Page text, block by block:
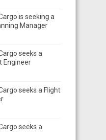
is seeking a
Manager
seeks a
Engineer
seeks a Flight
seeks a